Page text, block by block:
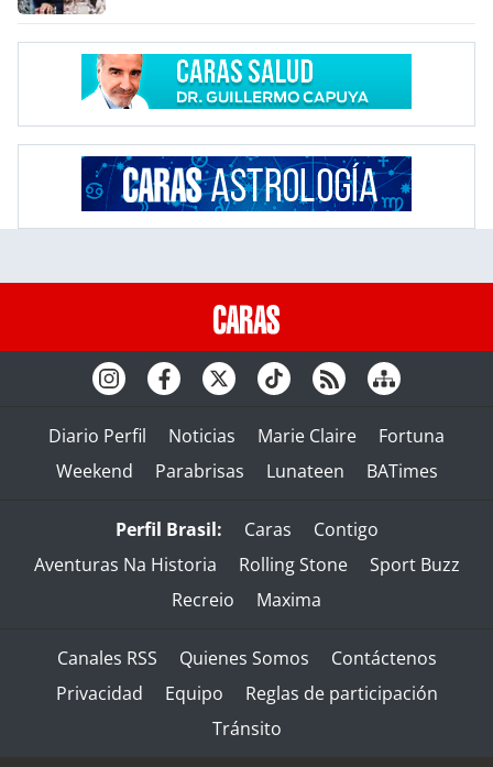
Diario Perfil Noticias Marie Claire
Fortuna
Weekend
Parabrisas Lunateen BATimes
Perfil Brasil: Caras
Contigo
Aventuras Na Historia
Rolling Stone
Sport Buzz
Recreio
Maxima
Canales RSS Quienes Somos
Contáctenos
Privacidad
Equipo
Reglas de participación
Tránsito